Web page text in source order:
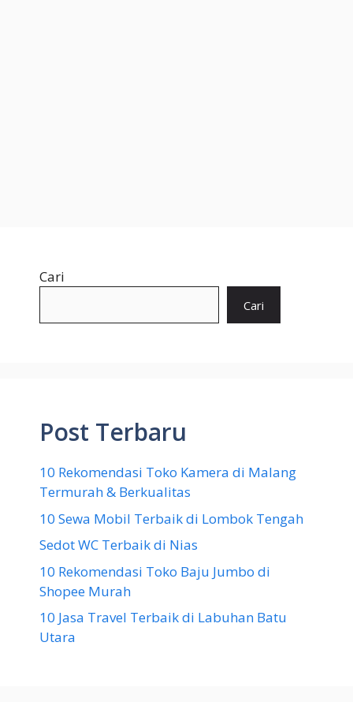
Cari
Cari
Post Terbaru
10 Rekomendasi Toko Kamera di Malang
Termurah & Berkualitas
10 Sewa Mobil Terbaik di Lombok Tengah
Sedot WC Terbaik di Nias
10 Rekomendasi Toko Baju Jumbo di
Shopee Murah
10 Jasa Travel Terbaik di Labuhan Batu
Utara